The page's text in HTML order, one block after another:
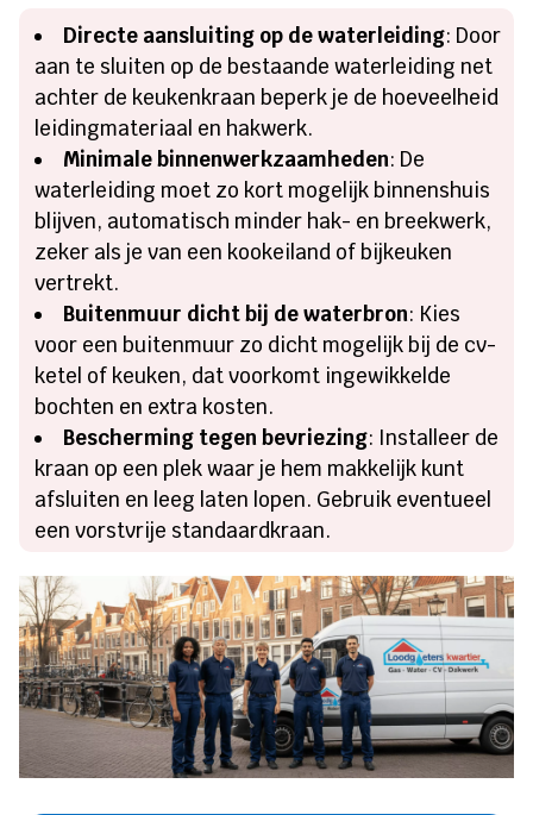
Directe aansluiting op de waterleiding: Door
aan te sluiten op de bestaande waterleiding net
achter de keukenkraan beperk je de hoeveelheid
leidingmateriaal en hakwerk.
Minimale binnenwerkzaamheden: De
waterleiding moet zo kort mogelijk binnenshuis
blijven, automatisch minder hak- en breekwerk,
zeker als je van een kookeiland of bijkeuken
vertrekt.
Buitenmuur dicht bij de waterbron: Kies
voor een buitenmuur zo dicht mogelijk bij de cv-
ketel of keuken, dat voorkomt ingewikkelde
bochten en extra kosten.
Bescherming tegen bevriezing: Installeer de
kraan op een plek waar je hem makkelijk kunt
afsluiten en leeg laten lopen. Gebruik eventueel
een vorstvrije standaardkraan.